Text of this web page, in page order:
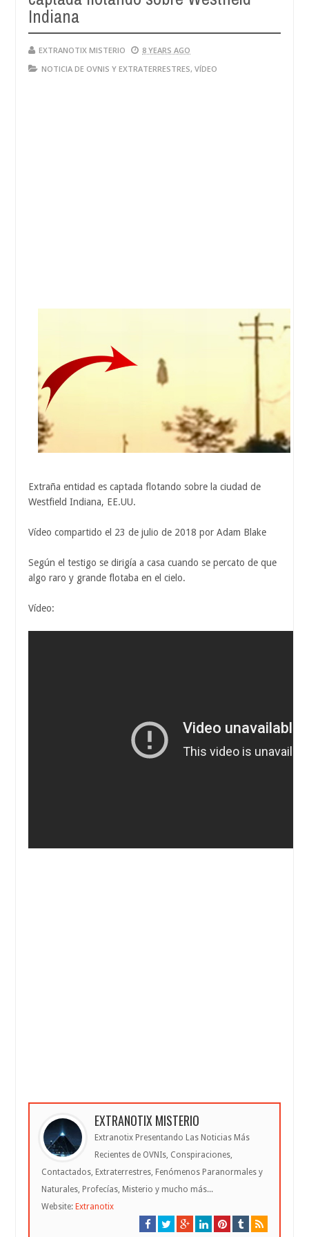
Indiana
EXTRANOTIX MISTERIO
8 YEARS AGO
NOTICIA DE OVNIS Y EXTRATERRESTRES, VÍDEO
Extraña entidad es captada flotando sobre la ciudad de
Westfield Indiana, EE.UU.
Vídeo compartido el 23 de julio de 2018 por Adam Blake
Según el testigo se dirigía a casa cuando se percato de que
algo raro y grande flotaba en el cielo.
Vídeo:
EXTRANOTIX MISTERIO
Extranotix Presentando Las Noticias Más
Recientes de OVNIs, Conspiraciones,
Contactados, Extraterrestres, Fenómenos Paranormales y
Naturales, Profecías, Misterio y mucho más...
Website: Extranotix